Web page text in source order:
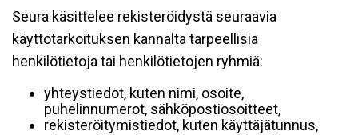
Seura käsittelee rekisteröidystä seuraavia
käyttötarkoituksen kannalta tarpeellisia
henkilötietoja tai henkilötietojen ryhmiä:
yhteystiedot, kuten nimi, osoite,
puhelinnumerot, sähköpostiosoitteet,
rekisteröitymistiedot, kuten käyttäjätunnus,